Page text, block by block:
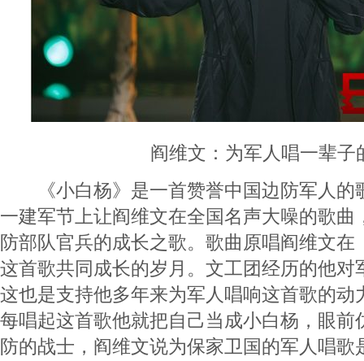
阎维文：为军人唱一辈子
《小白杨》是一首赞誉中国边防军人的
一建军节上让阎维文在全国名声大噪的歌曲
防部队官兵的成长之歌。歌曲原唱阎维文在
这首歌共同成长的岁月。文工团经历的他对
这也是支持他多年来为军人唱响这首歌的动
每唱起这首歌他就把自己当成小白杨，眼前
防的战士，阎维文说为保家卫国的军人唱歌